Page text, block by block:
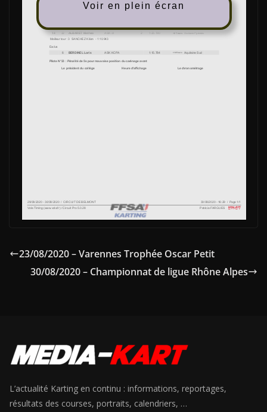
Voir en plein écran
23/08/2020 – Varennes Trophée Oscar Petit
30/08/2020 – Championnat de ligue Rhône Alpes
L’actualité Karting en continu : informations, reportages,
résultats des courses, portraits, calendriers, …